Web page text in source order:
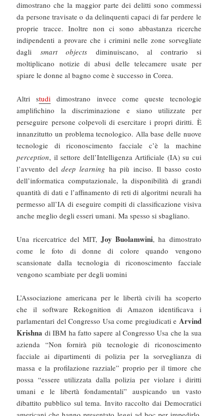
dimostrano che la maggior parte dei delitti sono commessi
da persone travisate o da delinquenti capaci di far perdere le
proprie tracce. Inoltre non ci sono abbastanza ricerche
indipendenti a provare che i crimini nelle zone sorvegliate
dagli smart objects diminuiscano, al contrario si
moltiplicano notizie di abusi delle telecamere usate per
spiare le donne al bagno come è successo in Corea.
Altri studi dimostrano invece come queste tecnologie
amplifichino la discriminazione e siano utilizzate per
perseguire persone colpevoli di esercitare i propri diritti. È
innanzitutto un problema tecnologico. Alla base delle nuove
tecnologie di riconoscimento facciale c’è la machine
perception, il settore dell’Intelligenza Artificiale (IA) su cui
l’avvento deldeep learning ha più inciso. Il basso costo
dell’informatica computazionale, la disponibilità di grandi
quantità di dati e l’affinamento di reti di algoritmi neurali ha
permesso all’IA di eseguire compiti di classificazione visiva
anche meglio degli esseri umani. Ma spesso si sbagliano.
Una ricercatrice del MIT,Joy Buolamwini, ha dimostrato
come le foto di donne di colore quando vengono
scansionate dalla tecnologia di riconoscimento facciale
vengono scambiate per degli uomini
L’Associazione americana per le libertà civili ha scoperto
che il software Rekognition di Amazon identificava i
parlamentari del Congresso Usa come pregiudicati e Arvind
Krishna di IBM ha fatto sapere al Congresso Usa che la sua
azienda “Non fornirà più tecnologie di riconoscimento
facciale ai dipartimenti di polizia per la sorveglianza di
massa e la profilazione razziale” proprio per il timore che
possa “essere utilizzata dalla polizia per violare i diritti
umani e le libertà fondamentali” auspicando un vasto
dibattito pubblico sul tema. Invito raccolto dai Democratici